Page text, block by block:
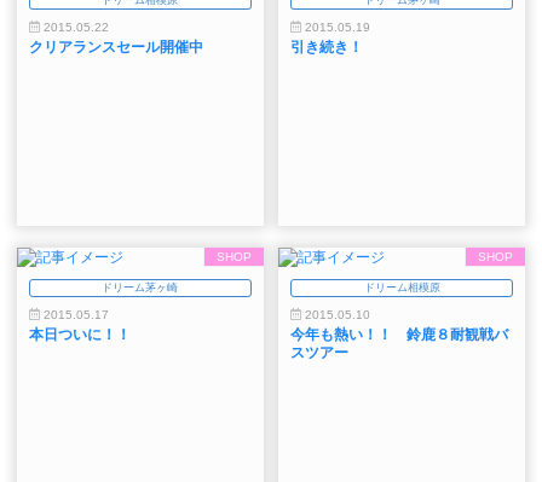
2015.05.22
クリアランスセール開催中
2015.05.19
引き続き！
SHOP
ドリーム茅ヶ崎
2015.05.17
本日ついに！！
SHOP
ドリーム相模原
2015.05.10
今年も熱い！！ 鈴鹿８耐観戦バ
スツアー